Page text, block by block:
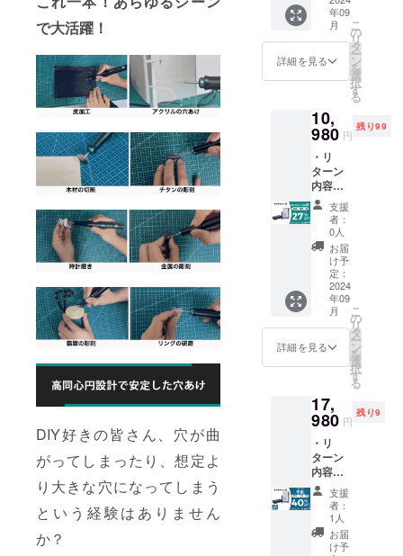
で大活躍！
DIY好きの皆さん、穴が曲
がってしまったり、想定よ
り大きな穴になってしまう
という経験はありません
か？
ことが弊社
の理念で
どうぞよろ
致します！
14,980
円 ※リ
ターン
はすべ
て税・
送料込
額にな
りま
す。 ※
ご注文
状況、
使用部
材の供
給状
況、製
造工程
上の都
合等に
より出
荷時期
が遅れ
る場合
があり
より量
産効率
が向上
した場
合、正
規販売
価格が
販売予
定価格
より下
がる可
年09
月
詳細を見る
こ
の
リ
タ
ー
ン
を
選
択
す
る
10,
980 円
残り99
・リ
ターン
内容：
Hanboo
st S1×1
セット
・一般
販売予
定価
格：
14,980
円 ※リ
ターン
はすべ
て税・
送料込
額にな
りま
す。 ※
ご注文
状況、
使用部
材の供
給状
況、製
造工程
上の都
支援
者：
0人
お届
け予
定：
2024
年09
月
詳細を見る
こ
の
リ
タ
ー
ン
を
選
択
す
る
17,
980 円
残り9
・リ
ターン
内容：
Hanboo
st S1×2
セット
・一般
販売予
支援
者：
1人
お届
け予